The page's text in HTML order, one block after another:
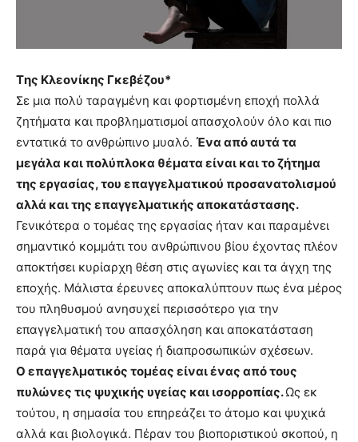
pain.
hd
porn
Tης Κλεονίκης Γκεβέζου*
Σε μια πολύ ταραγμένη και φορτισμένη εποχή πολλά
ζητήματα και προβληματισμοί απασχολούν όλο και πιο
εντατικά το ανθρώπινο μυαλό. Ένα από αυτά τα
μεγάλα και πολύπλοκα θέματα είναι και το ζήτημα
της εργασίας, του επαγγελματικού προσανατολισμού
αλλά και της επαγγελματικής αποκατάστασης.
Γενικότερα ο τομέας της εργασίας ήταν και παραμένει
σημαντικό κομμάτι του ανθρώπινου βίου έχοντας πλέον
αποκτήσει κυρίαρχη θέση στις αγωνίες και τα άγχη της
εποχής. Μάλιστα έρευνες αποκαλύπτουν πως ένα μέρος
του πληθυσμού ανησυχεί περισσότερο για την
επαγγελματική του απασχόληση και αποκατάσταση
παρά για θέματα υγείας ή διαπροσωπικών σχέσεων.
Ο επαγγελματικός τομέας είναι ένας από τους
πυλώνες τις ψυχικής υγείας και ισορροπίας.Ως εκ
τούτου, η σημασία του επηρεάζει το άτομο και ψυχικά
αλλά και βιολογικά. Πέραν του βιοποριστικού σκοπού, η